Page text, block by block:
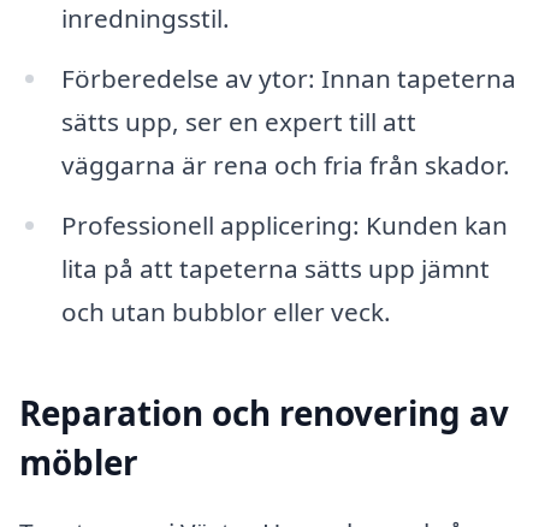
inredningsstil.
Förberedelse av ytor: Innan tapeterna
sätts upp, ser en expert till att
väggarna är rena och fria från skador.
Professionell applicering: Kunden kan
lita på att tapeterna sätts upp jämnt
och utan bubblor eller veck.
Reparation och renovering av
möbler